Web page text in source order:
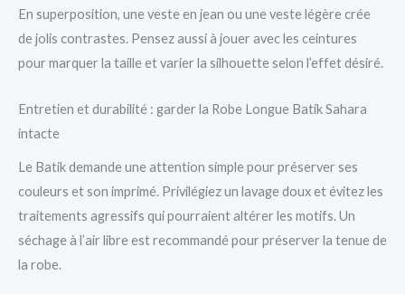
En superposition, une veste en jean ou une veste légère crée
de jolis contrastes. Pensez aussi à jouer avec les ceintures
pour marquer la taille et varier la silhouette selon l’effet désiré.
Entretien et durabilité : garder la Robe Longue Batik Sahara
intacte
Le Batik demande une attention simple pour préserver ses
couleurs et son imprimé. Privilégiez un lavage doux et évitez les
traitements agressifs qui pourraient altérer les motifs. Un
séchage à l’air libre est recommandé pour préserver la tenue de
la robe.